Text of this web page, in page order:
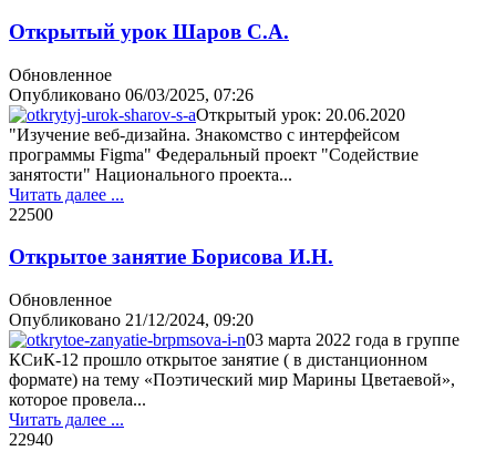
Открытый урок Шаров С.А.
Обновленное
Опубликовано 06/03/2025, 07:26
Открытый урок: 20.06.2020
"Изучение веб-дизайна. Знакомство с интерфейсом
программы Figma" Федеральный проект "Содействие
занятости" Национального проекта...
Читать далее ...
22500
Открытое занятие Борисова И.Н.
Обновленное
Опубликовано 21/12/2024, 09:20
03 марта 2022 года в группе
КСиК-12 прошло открытое занятие ( в дистанционном
формате) на тему «Поэтический мир Марины Цветаевой»,
которое провела...
Читать далее ...
22940